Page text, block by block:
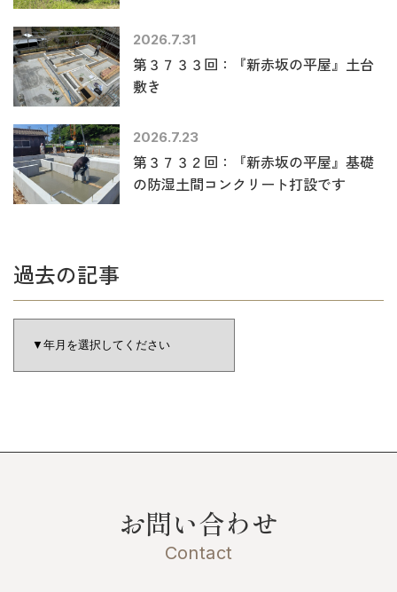
2026.7.31
第３７３３回：『新赤坂の平屋』土台
敷き
2026.7.23
第３７３２回：『新赤坂の平屋』基礎
の防湿土間コンクリート打設です
過去の記事
お問い合わせ
Contact